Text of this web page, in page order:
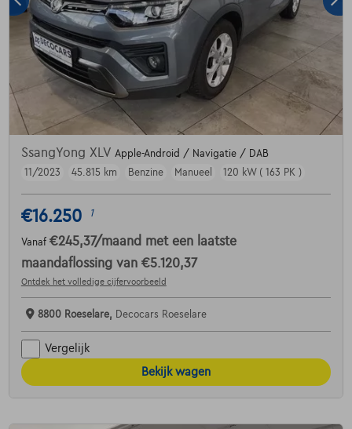
SsangYong XLV Apple-Android / Navigatie / DAB
11/2023
45.815 km Benzine Manueel 120 kW ( 163 PK )
€16.250 1
Vanaf €245,37/maand met een laatste
maandaflossing van €5.120,37
Ontdek het volledige cijfervoorbeeld
8800 Roeselare, Decocars Roeselare
Vergelijk
Bekijk wagen